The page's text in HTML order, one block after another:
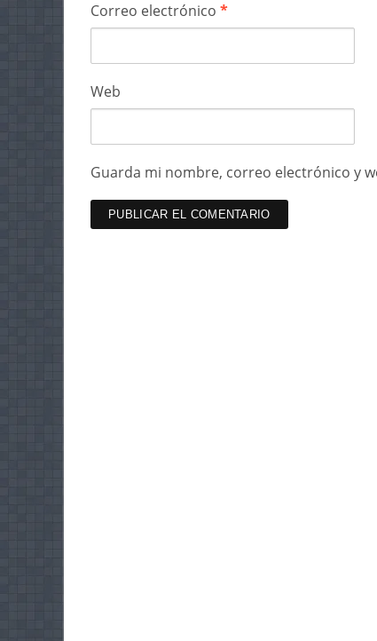
Correo electrónico *
Web
Guarda mi nombre, correo electrónico y